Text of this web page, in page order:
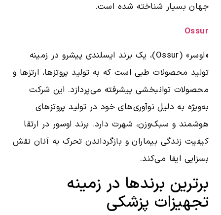
جهان بسیار شناخته شده است.
Ossur
«اوسر» (Ossur)، یک برند ایسلندی پیشرو در زمینه
تولید محصولات طبی است که به تولید پروتزها، ارتزها و
محصولات توانبخشی پیشرفته می‌پردازد. این شرکت
به‌ویژه به دلیل نوآوری‌های خود در تولید پروتزهای
هوشمند و سبک‌وزن، شهرت دارد. برند اوسور در ارتقا
کیفیت زندگی بیماران و بازگرداندن تحرک به آنان نقش
بسزایی ایفا می‌کند.
برترین برندها در زمینه
تجهیزات پزشکی